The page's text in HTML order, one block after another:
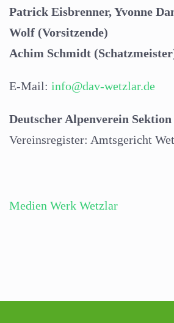
Patrick Eisbrenner, Yvonne
Wolf (Vorsitzende)
Achim Schmidt
E-Mail: info@dav-wetzlar.de
Deutscher Alpenverein
Vereinsregister: Amtsgericht
Medien Werk Wetzlar